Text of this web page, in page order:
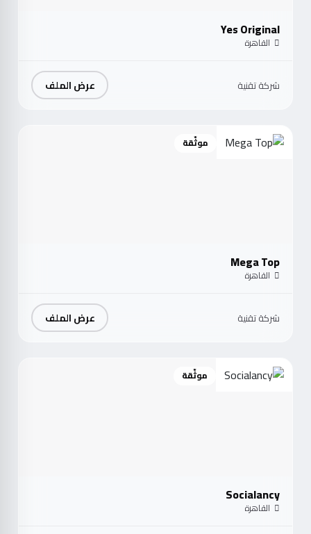
Yes Original
القاهرة
شركة تقنية عرض الملف
موثّقة
Mega Top
القاهرة
شركة تقنية عرض الملف
موثّقة
Socialancy
القاهرة